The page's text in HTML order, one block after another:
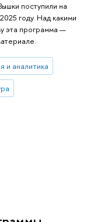
поступили на
году. Над какими
эта программа —
и аналитика